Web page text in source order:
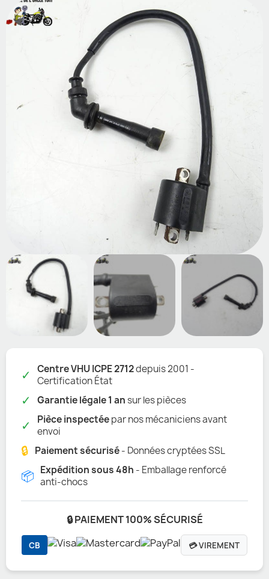
✓ Centre VHU ICPE 2712depuis 2001 -
Certification État
✓ Garantie légale 1 ansur les pièces
✓ Pièce inspectéepar nos mécaniciens avant
envoi
🔒 Paiement sécurisé- Données cryptées SSL
📦 Expédition sous 48h - Emballage renforcé
anti-chocs
🔒 PAIEMENT 100% SÉCURISÉ
CB 💳 VIREMENT